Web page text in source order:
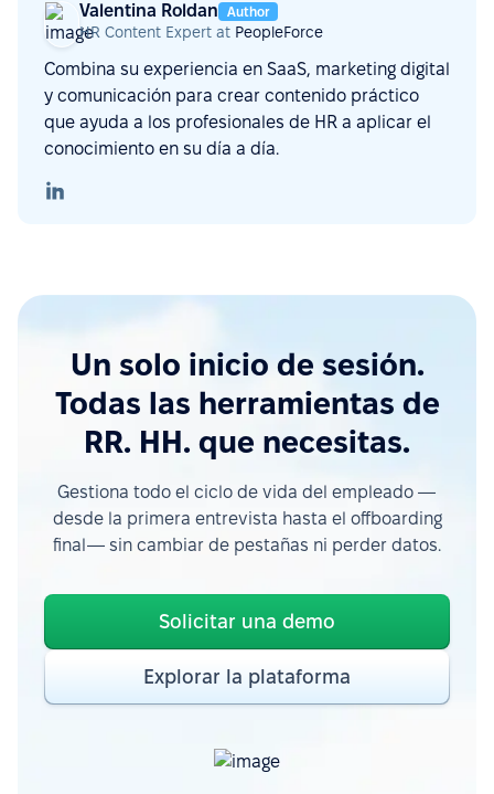
Valentina Roldan Author
HR Content Expert at PeopleForce
Combina su experiencia en SaaS, marketing digital
y comunicación para crear contenido práctico
que ayuda a los profesionales de HR a aplicar el
conocimiento en su día a día.
Un solo inicio de sesión.
Todas las herramientas de
RR. HH. que necesitas.
Gestiona todo el ciclo de vida del empleado —
desde la primera entrevista hasta el offboarding
final— sin cambiar de pestañas ni perder datos.
Solicitar una demo
Explorar la plataforma